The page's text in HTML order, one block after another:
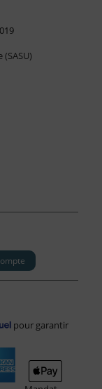
pour garantir